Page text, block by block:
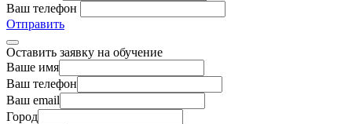
Ваш телефон
Отправить
Оставить заявку на обучение
Ваше имя
Ваш телефон
Ваш email
Город